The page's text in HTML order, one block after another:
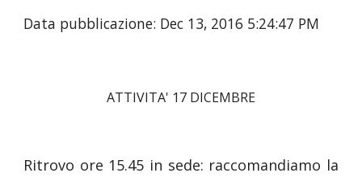
Data pubblicazione: Dec 13, 2016 5:24:47 PM
ATTIVITA' 17 DICEMBRE
Ritrovo ore 15.45 in sede: raccomandiamo la